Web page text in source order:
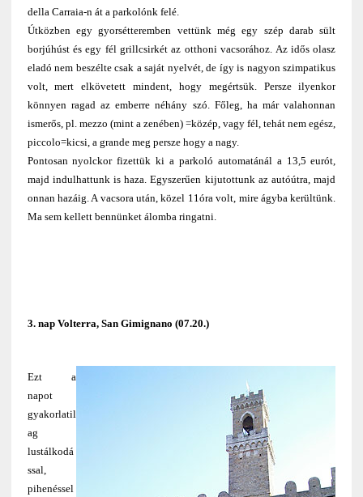
della Carraia-n át a parkolónk felé.
Útközben egy gyorsétteremben vettünk még egy szép darab sült
borjúhúst és egy fél grillcsirkét az otthoni vacsorához. Az idős olasz
eladó nem beszélte csak a saját nyelvét, de így is nagyon szimpatikus
volt, mert elkövetett mindent, hogy megértsük. Persze ilyenkor
könnyen ragad az emberre néhány szó. Főleg, ha már valahonnan
ismerős, pl. mezzo (mint a zenében) =közép, vagy fél, tehát nem egész,
piccolo=kicsi, a grande meg persze hogy a nagy.
Pontosan nyolckor fizettük ki a parkoló automatánál a 13,5 eurót,
majd indulhattunk is haza. Egyszerűen kijutottunk az autóútra, majd
onnan hazáig. A vacsora után, közel 11óra volt, mire ágyba kerültünk.
Ma sem kellett bennünket álomba ringatni.
3. nap Volterra, San Gimignano (07.20.)
Ezt a
napot
gyakorlatil
ag
lustálkodá
ssal,
pihenéssel